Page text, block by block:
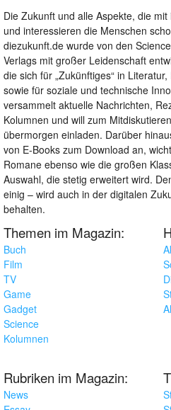
Die Zukunft und alle Aspekte, die
und interessieren die Menschen
diezukunft.de wurde von den
Verlags mit großer Leidenschaft
die sich für „Zukünftiges“ in
sowie für soziale und technische
versammelt aktuelle Nachrichten,
Kolumnen und will zum
übermorgen einladen. Darüber
von E-Books zum Download an,
Romane ebenso wie die großen
Auswahl, die stetig erweitert wird.
einig – wird auch in der digitalen
behalten.
Themen im Magazin:
Buch
Film
TV
Game
Gadget
Science
Kolumnen
Rubriken im Magazin:
News